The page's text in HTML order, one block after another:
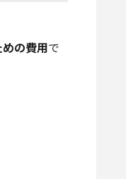
の費用で